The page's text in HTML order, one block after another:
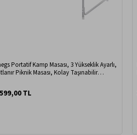
Portatif Kamp Masası, 3 Yükseklik Ayarlı,
Piknik Masası, Kolay Taşınabilir
TL